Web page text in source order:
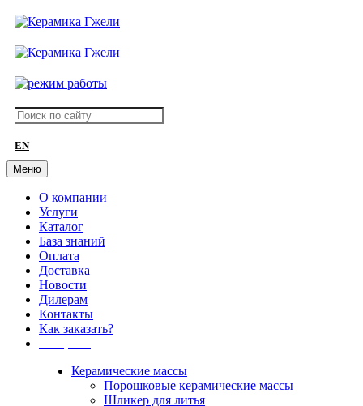
EN
Меню
О компании
Услуги
Каталог
База знаний
Оплата
Доставка
Новости
Дилерам
Контакты
Как заказать?
Керамические массы
Порошковые керамические массы
Шликер для литья